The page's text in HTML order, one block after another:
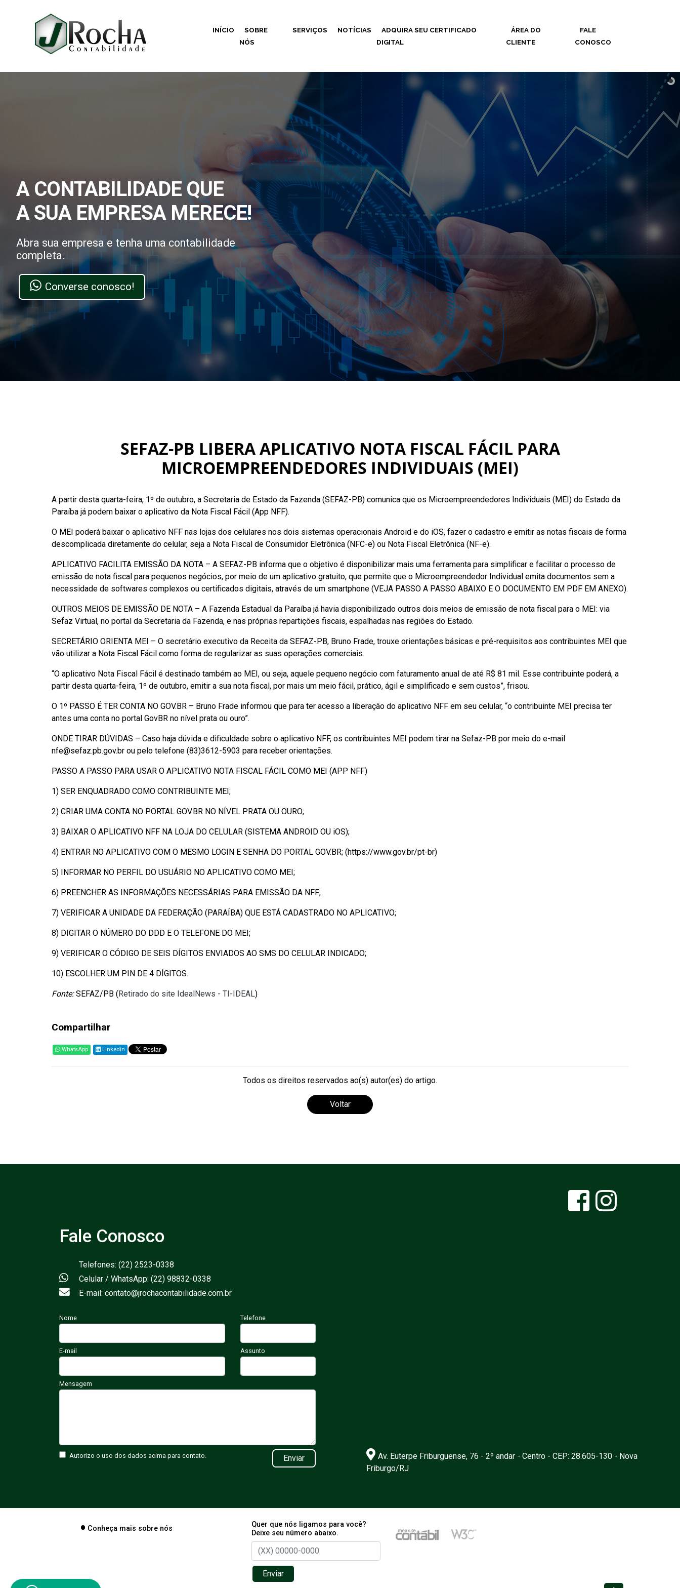
INÍCIO
SOBRE
NÓS
SERVIÇOS NOTÍCIAS
ADQUIRA SEU CERTIFICADO
DIGITAL
ÁREA DO
CLIENTE
FALE
CONOSCO
A CONTABILIDADE QUE
A SUA EMPRESA MERECE!
Abra sua empresa e tenha uma contabilidade
completa.
Converse conosco!
SEFAZ-PB LIBERA APLICATIVO NOTA FISCAL FÁCIL PARA
MICROEMPREENDEDORES INDIVIDUAIS (MEI)
A partir desta quarta-feira, 1º de outubro, a Secretaria de Estado da Fazenda (SEFAZ-PB) comunica que os Microempreendedores Individuais (MEI) do Estado da
Paraíba já podem baixar o aplicativo da Nota Fiscal Fácil (App NFF).
O MEI poderá baixar o aplicativo NFF nas lojas dos celulares nos dois sistemas operacionais Android e do iOS, fazer o cadastro e emitir as notas fiscais de forma
descomplicada diretamente do celular, seja a Nota Fiscal de Consumidor Eletrônica (NFC-e) ou Nota Fiscal Eletrônica (NF-e).
APLICATIVO FACILITA EMISSÃO DA NOTA – A SEFAZ-PB informa que o objetivo é disponibilizar mais uma ferramenta para simplificar e facilitar o processo de
emissão de nota fiscal para pequenos negócios, por meio de um aplicativo gratuito, que permite que o Microempreendedor Individual emita documentos sem a
necessidade de softwares complexos ou certificados digitais, através de um smartphone (VEJA PASSO A PASSO ABAIXO E O DOCUMENTO EM PDF EM ANEXO).
OUTROS MEIOS DE EMISSÃO DE NOTA – A Fazenda Estadual da Paraíba já havia disponibilizado outros dois meios de emissão de nota fiscal para o MEI: via
Sefaz Virtual, no portal da Secretaria da Fazenda, e nas próprias repartições fiscais, espalhadas nas regiões do Estado.
SECRETÁRIO ORIENTA MEI – O secretário executivo da Receita da SEFAZ-PB, Bruno Frade, trouxe orientações básicas e pré-requisitos aos contribuintes MEI que
vão utilizar a Nota Fiscal Fácil como forma de regularizar as suas operações comerciais.
“O aplicativo Nota Fiscal Fácil é destinado também ao MEI, ou seja, aquele pequeno negócio com faturamento anual de até R$ 81 mil. Esse contribuinte poderá, a
partir desta quarta-feira, 1º de outubro, emitir a sua nota fiscal, por mais um meio fácil, prático, ágil e simplificado e sem custos”, frisou.
O 1º PASSO É TER CONTA NO GOV.BR – Bruno Frade informou que para ter acesso a liberação do aplicativo NFF em seu celular, “o contribuinte MEI precisa ter
antes uma conta no portal GovBR no nível prata ou ouro”.
ONDE TIRAR DÚVIDAS – Caso haja dúvida e dificuldade sobre o aplicativo NFF, os contribuintes MEI podem tirar na Sefaz-PB por meio do e-mail
nfe@sefaz.pb.gov.br ou pelo telefone (83)3612-5903 para receber orientações.
PASSO A PASSO PARA USAR O APLICATIVO NOTA FISCAL FÁCIL COMO MEI (APP NFF)
1) SER ENQUADRADO COMO CONTRIBUINTE MEI;
2) CRIAR UMA CONTA NO PORTAL GOV.BR NO NÍVEL PRATA OU OURO;
3) BAIXAR O APLICATIVO NFF NA LOJA DO CELULAR (SISTEMA ANDROID OU iOS);
4) ENTRAR NO APLICATIVO COM O MESMO LOGIN E SENHA DO PORTAL GOV.BR; (https://www.gov.br/pt-br)
5) INFORMAR NO PERFIL DO USUÁRIO NO APLICATIVO COMO MEI;
6) PREENCHER AS INFORMAÇÕES NECESSÁRIAS PARA EMISSÃO DA NFF;
7) VERIFICAR A UNIDADE DA FEDERAÇÃO (PARAÍBA) QUE ESTÁ CADASTRADO NO APLICATIVO;
8) DIGITAR O NÚMERO DO DDD E O TELEFONE DO MEI;
9) VERIFICAR O CÓDIGO DE SEIS DÍGITOS ENVIADOS AO SMS DO CELULAR INDICADO;
10) ESCOLHER UM PIN DE 4 DÍGITOS.
Fonte:SEFAZ/PB (Retirado do site IdealNews - TI-IDEAL)
Compartilhar
WhatsApp Linkedin
Todos os direitos reservados ao(s) autor(es) do artigo.
Voltar
Fale Conosco
Telefones: (22) 2523-0338
Celular / WhatsApp: (22) 98832-0338
E-mail: contato@jrochacontabilidade.com.br
Nome Telefone
E-mail Assunto
Mensagem
Autorizo o uso dos dados acima para contato. Enviar
Av. Euterpe Friburguense, 76 - 2º andar - Centro - CEP: 28.605-130 - Nova
Friburgo/RJ
Conheça mais sobre nós
Quer que nós ligamos para você?
Deixe seu número abaixo.
Enviar